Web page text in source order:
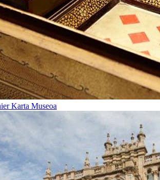
Karta Museoa